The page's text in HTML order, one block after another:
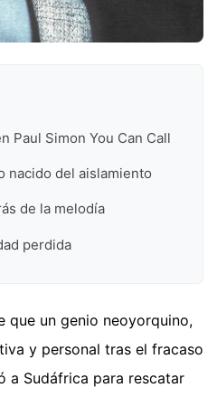
Paul Simon You Can Call
nacido del aislamiento
de la melodía
perdida
que un genio neoyorquino,
y personal tras el fracaso
a Sudáfrica para rescatar